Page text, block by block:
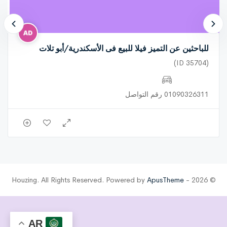
للباحثين عن التميز فيلا للبيع فى الأسكندرية/أبو تلات
(ID 35704)
01090326311 رقم التواصل
© 2026 - Houzing. All Rights Reserved. Powered by
ApusTheme
AR